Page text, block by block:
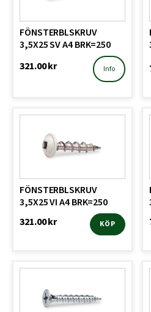
FÖNSTERBLSKRUV
3,5X25 SV A4 BRK=250
321.00kr Info
FÖNSTERBLSKRUV
3,5X25 VI A4 BRK=250
321.00kr KÖP